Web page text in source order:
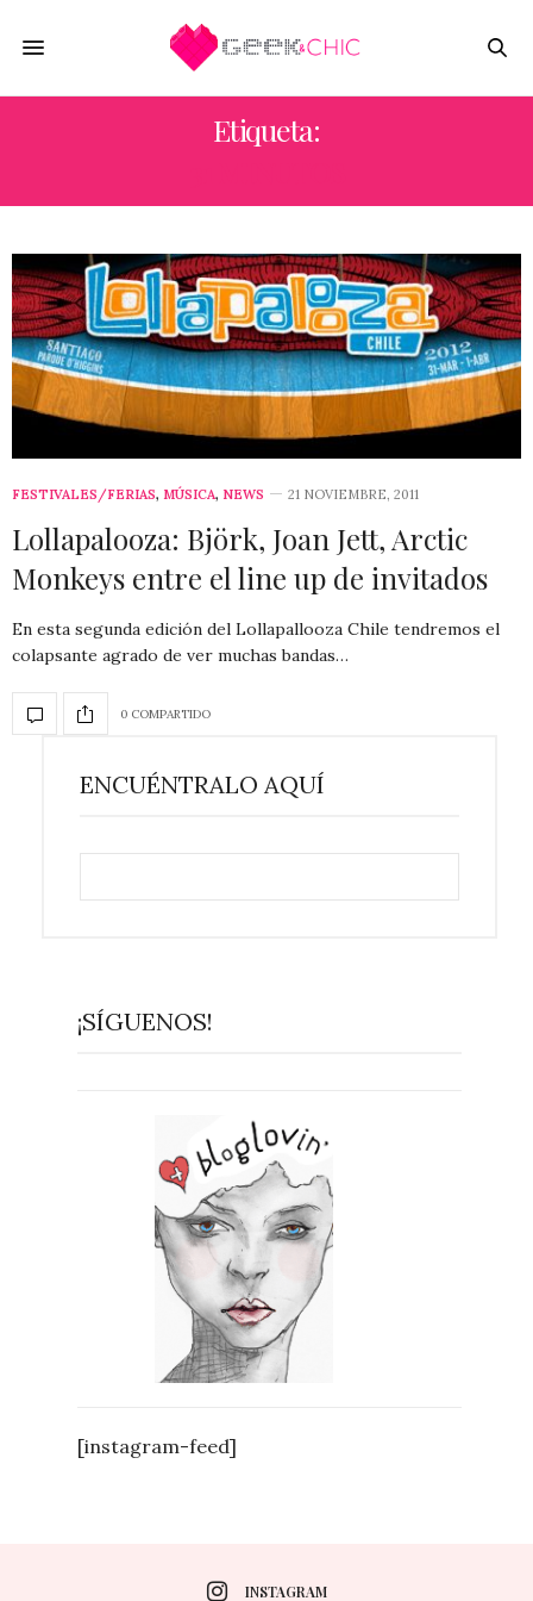
Etiqueta:
FESTIVALES/FERIAS, MÚSICA, NEWS 21 NOVIEMBRE, 2011
Lollapalooza: Björk, Joan Jett, Arctic
Monkeys entre el line up de invitados
En esta segunda edición del Lollapallooza Chile tendremos el
colapsante agrado de ver muchas bandas…
0 COMPARTIDO
ENCUÉNTRALO AQUÍ
¡SÍGUENOS!
[instagram-feed]
INSTAGRAM